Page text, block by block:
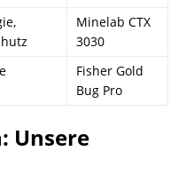
Minelab CTX
3030
Fisher Gold
Bug Pro
Unsere